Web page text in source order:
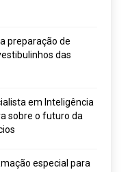
preparação de
das
em Inteligência
sobre o futuro da
especial para